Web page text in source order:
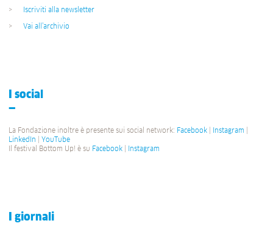
Iscriviti alla newsletter
Vai all’archivio
I social
La Fondazione inoltre è presente sui social network: Facebook Instagram
LinkedIn
YouTube
Il festival Bottom Up! è su Facebook Instagram
I giornali